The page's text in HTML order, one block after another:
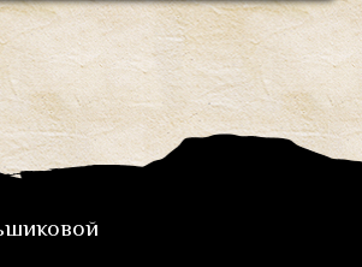
1 часть. ПО Жизнь
609:01:54